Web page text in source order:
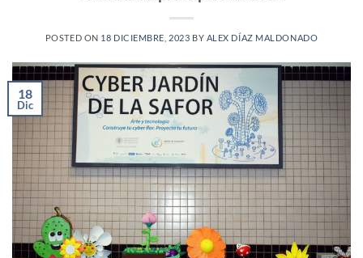
POSTED ON 18 DICIEMBRE, 2023 BY ALEX DÍAZ MALDONADO
18
Dic